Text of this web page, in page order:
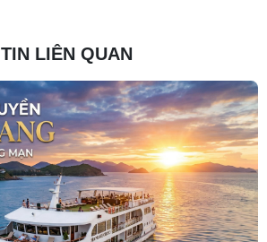
TIN LIÊN QUAN